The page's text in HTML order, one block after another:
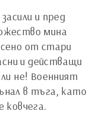
и пред
мина
от стари
и действащи
не! Военният
в тъга, като
ковчега.